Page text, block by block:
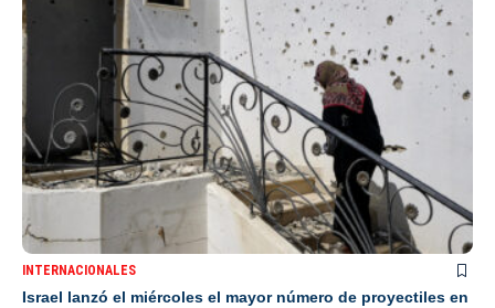
INTERNACIONALES
Israel lanzó el miércoles el mayor número de proyectiles en